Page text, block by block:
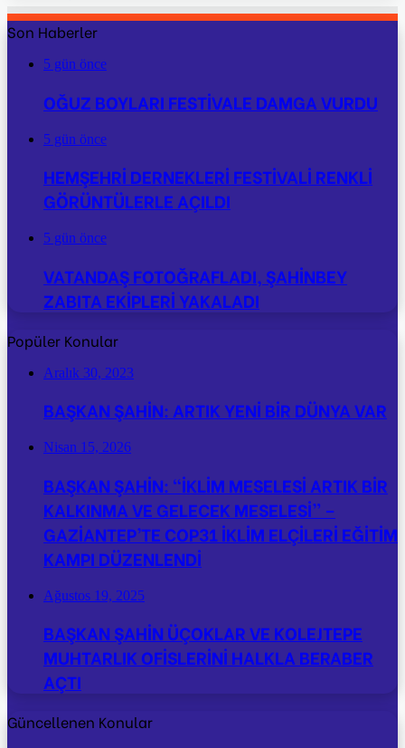
Son Haberler
5 gün önce
OĞUZ BOYLARI FESTİVALE DAMGA VURDU
5 gün önce
HEMŞEHRİ DERNEKLERİ FESTİVALİ RENKLİ
GÖRÜNTÜLERLE AÇILDI
5 gün önce
VATANDAŞ FOTOĞRAFLADI, ŞAHİNBEY
ZABITA EKİPLERİ YAKALADI
Popüler Konular
Aralık 30, 2023
BAŞKAN ŞAHİN: ARTIK YENİ BİR DÜNYA VAR
Nisan 15, 2026
BAŞKAN ŞAHİN: “İKLİM MESELESİ ARTIK BİR
KALKINMA VE GELECEK MESELESİ” –
GAZİANTEP’TE COP31 İKLİM ELÇİLERİ EĞİTİM
KAMPI DÜZENLENDİ
Ağustos 19, 2025
BAŞKAN ŞAHİN ÜÇOKLAR VE KOLEJTEPE
MUHTARLIK OFİSLERİNİ HALKLA BERABER
AÇTI
Güncellenen Konular